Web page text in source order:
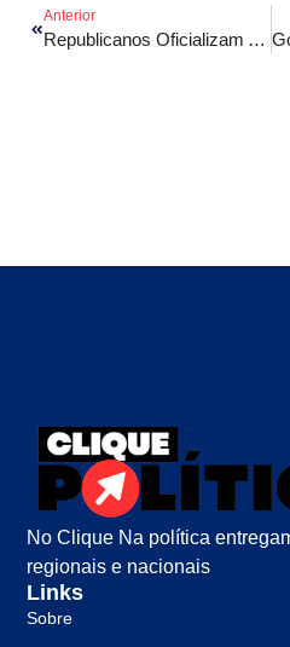
Anterior
Republicanos Oficializam Apoio A Orleans Brandão Em 2026
No Clique Na política
regionais e nacionais
Links
Sobre